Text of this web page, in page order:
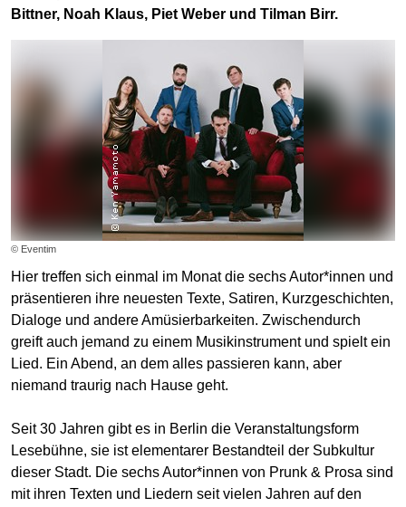
Bittner, Noah Klaus, Piet Weber und Tilman Birr.
© Eventim
Hier treffen sich einmal im Monat die sechs Autor*innen und
präsentieren ihre neuesten Texte, Satiren, Kurzgeschichten,
Dialoge und andere Amüsierbarkeiten. Zwischendurch
greift auch jemand zu einem Musikinstrument und spielt ein
Lied. Ein Abend, an dem alles passieren kann, aber
niemand traurig nach Hause geht.
Seit 30 Jahren gibt es in Berlin die Veranstaltungsform
Lesebühne, sie ist elementarer Bestandteil der Subkultur
dieser Stadt. Die sechs Autor*innen von Prunk & Prosa sind
mit ihren Texten und Liedern seit vielen Jahren auf den